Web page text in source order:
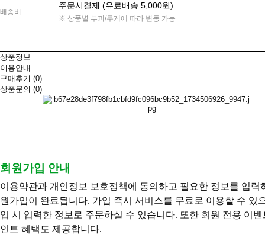
배송비
주문시결제 (유료배송 5,000원)
※ 상품별 부피/무게에 따라 변동 가능
상품정보
이용안내
구매후기 (0)
상품문의 (0)
회원가입 안내
이용약관과 개인정보 보호정책에 동의하고 필요한 정보를 입력
원가입이 완료됩니다. 가입 즉시 서비스를 무료로 이용할 수 있
입 시 입력한 정보로 주문하실 수 있습니다. 또한 회원 전용 이
인트 혜택도 제공합니다.